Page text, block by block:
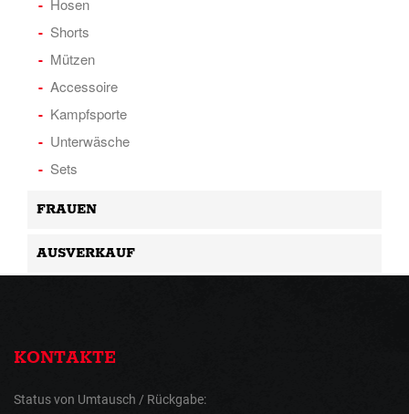
Hosen
Shorts
Mützen
Accessoire
Kampfsporte
Unterwäsche
Sets
FRAUEN
AUSVERKAUF
KONTAKTE
Status von Umtausch / Rückgabe: